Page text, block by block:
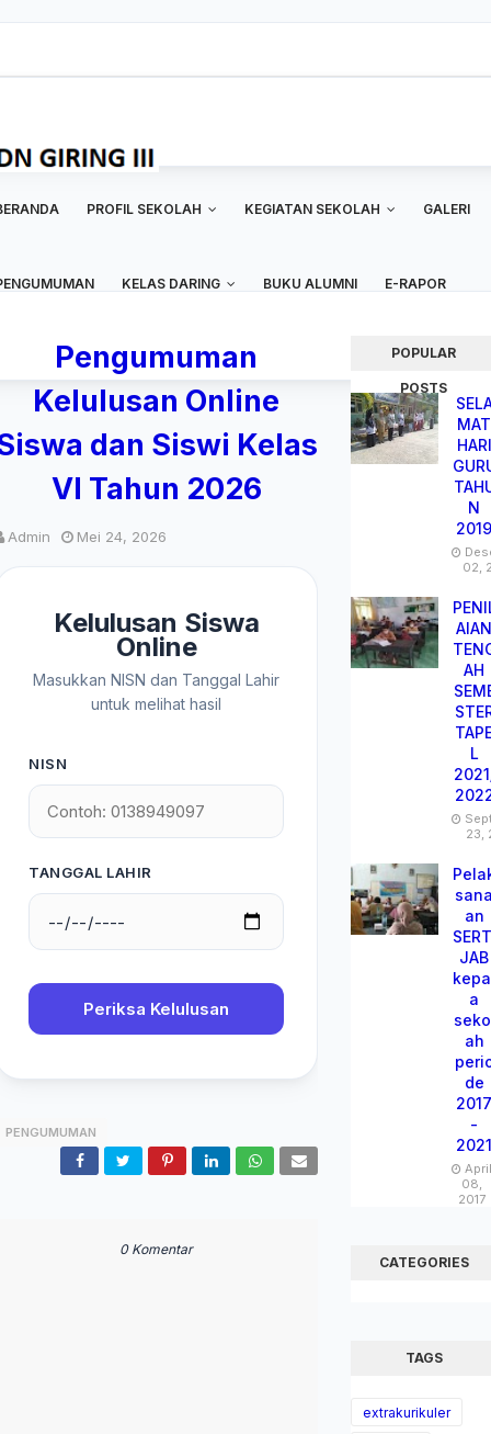
PROFIL SEKOLAH KEGIATAN SEKOLAH GALERI
KELAS DARING BUKU ALUMNI E-RAPOR
Pengumuman
Kelulusan Online
dan Siswi Kelas
VI Tahun 2026
Admin Mei 24, 2026
Kelulusan Siswa
Online
Masukkan NISN dan Tanggal Lahir
untuk melihat hasil
NISN
TANGGAL LAHIR
Periksa Kelulusan
PENGUMUMAN
0 Komentar
POPULAR
POSTS
MAT
HARI
N
2019
02,
AIAN
AH
L
23,
sana
an
JAB
a
ah
de
2017
-
2021
April
08,
2017
CATEGORIES
TAGS
extrakurikuler